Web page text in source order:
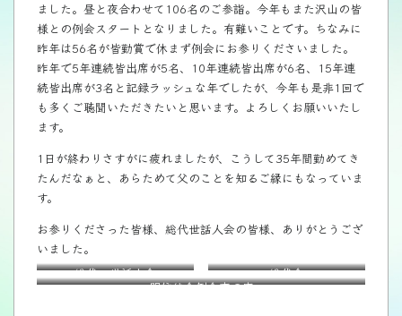
ました。昼と夜合わせて106名のご参詣。今年もまた沢山の皆
様との例会スタートとなりました。有難いことです。ちなみに
昨年は56名が皆勤賞で休まず例会にお参りくださいました。
昨年で5年連続皆出席が5名、10年連続皆出席が6名、15年連
続皆出席が3名と記録ラッシュな年でしたが、今年も是非1回で
も多くご聴聞いただきたいと思います。よろしくお願いいたし
ます。
1日が終わりさすがに疲れましたが、こうして35年間勤めてき
たんだなぁと、あらためて父のことを知るご縁にもなっていま
す。
お参りくださった皆様、総代世話人会の皆様、ありがとうござ
いました。
総代・世話人会
総代会
門信徒会例会夜の座